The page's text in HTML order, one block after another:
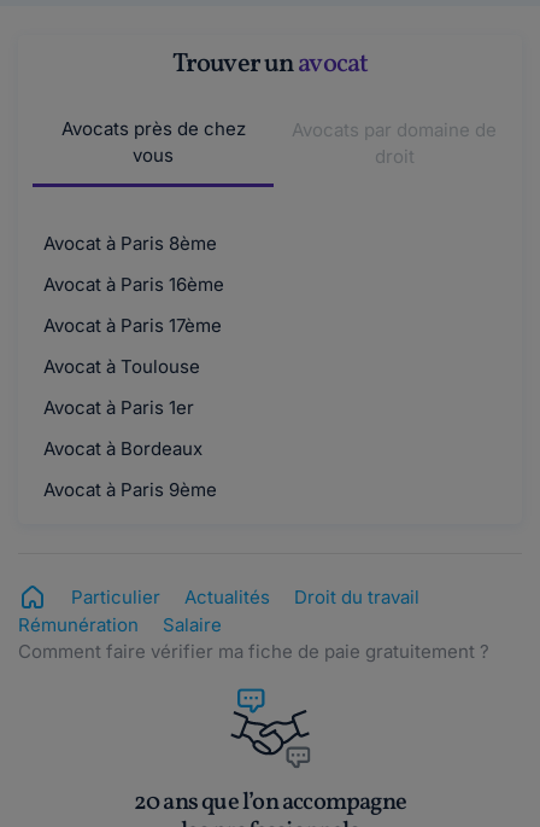
Trouver unavocat
Avocats près de chez
vous
Avocats par domaine de
droit
Avocat à Paris 8ème
Avocat à Paris 16ème
Avocat à Paris 17ème
Avocat à Toulouse
Avocat à Paris 1er
Avocat à Bordeaux
Avocat à Paris 9ème
Particulier Actualités
Droit du travail
Rémunération
Salaire
Comment faire vérifier ma fiche de paie gratuitement ?
20 ans que l’on accompagne